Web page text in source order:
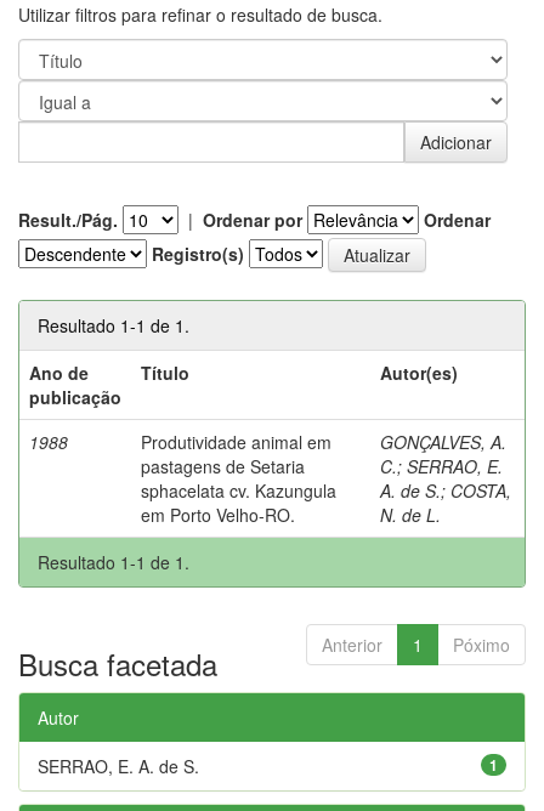
Utilizar filtros para refinar o resultado de busca.
Result./Pág. | Ordenar por
Ordenar
Registro(s)
Resultado 1-1 de 1.
Ano de
publicação
Título Autor(es)
1988
Produtividade animal em
pastagens de Setaria
sphacelata cv. Kazungula
em Porto Velho-RO.
GONÇALVES, A.
C.; SERRAO, E.
A. de S.; COSTA,
N. de L.
Resultado 1-1 de 1.
Anterior 1 Póximo
Busca facetada
Autor
1
SERRAO, E. A. de S.